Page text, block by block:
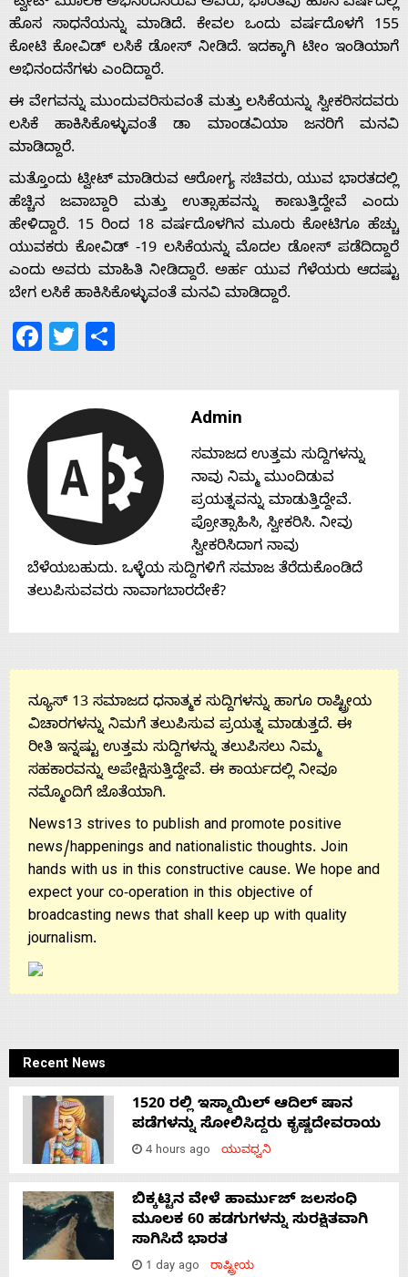
Home
About
Us
Advertise
With
Contact
Us
ಹೊಸ ಸಾಧನೆಯನ್ನು ಮಾಡಿದೆ. ಕೇವಲ ಒಂದು ವರ್ಷದೊಳಗೆ 155
ಕೋಟಿ ಕೋವಿಡ್‌ ಲಸಿಕೆ ಡೋಸ್ ನೀಡಿದೆ. ಇದಕ್ಕಾಗಿ ಟೀಂ ಇಂಡಿಯಾಗೆ
ಅಭಿನಂದನೆಗಳು ಎಂದಿದ್ದಾರೆ.
ಈ ವೇಗವನ್ನು ಮುಂದುವರಿಸುವಂತೆ ಮತ್ತು ಲಸಿಕೆಯನ್ನು ಸ್ವೀಕರಿಸದವರು
ಲಸಿಕೆ ಹಾಕಿಸಿಕೊಳ್ಳುವಂತೆ ಡಾ ಮಾಂಡವಿಯಾ ಜನರಿಗೆ ಮನವಿ
ಮಾಡಿದ್ದಾರೆ.
ಮತ್ತೊಂದು ಟ್ವೀಟ್‌ ಮಾಡಿರುವ ಆರೋಗ್ಯ ಸಚಿವರು, ಯುವ ಭಾರತದಲ್ಲಿ
ಹೆಚ್ಚಿನ ಜವಾಬ್ದಾರಿ ಮತ್ತು ಉತ್ಸಾಹವನ್ನು ಕಾಣುತ್ತಿದ್ದೇವೆ ಎಂದು
ಹೇಳಿದ್ದಾರೆ. 15 ರಿಂದ 18 ವರ್ಷದೊಳಗಿನ ಮೂರು ಕೋಟಿಗೂ ಹೆಚ್ಚು
ಯುವಕರು ಕೋವಿಡ್ -19 ಲಸಿಕೆಯನ್ನು ಮೊದಲ ಡೋಸ್ ಪಡೆದಿದ್ದಾರೆ
ಎಂದು ಅವರು ಮಾಹಿತಿ ನೀಡಿದ್ದಾರೆ. ಅರ್ಹ ಯುವ ಗೆಳೆಯರು ಆದಷ್ಟು
ಬೇಗ ಲಸಿಕೆ ಹಾಕಿಸಿಕೊಳ್ಳುವಂತೆ ಮನವಿ ಮಾಡಿದ್ದಾರೆ.
Facebook
Twitter
Admin
ಸಮಾಜದ ಉತ್ತಮ ಸುದ್ದಿಗಳನ್ನು
ನಾವು ನಿಮ್ಮ ಮುಂದಿಡುವ
ಪ್ರಯತ್ನವನ್ನು ಮಾಡುತ್ತಿದ್ದೇವೆ.
ಪ್ರೋತ್ಸಾಹಿಸಿ, ಸ್ವೀಕರಿಸಿ. ನೀವು
ಸ್ವೀಕರಿಸಿದಾಗ ನಾವು
ಬೆಳೆಯಬಹುದು. ಒಳ್ಳೆಯ ಸುದ್ದಿಗಳಿಗೆ ಸಮಾಜ ತೆರೆದುಕೊಂಡಿದೆ
ತಲುಪಿಸುವವರು ನಾವಾಗಬಾರದೇಕೆ?
ನ್ಯೂಸ್ 13 ಸಮಾಜದ ಧನಾತ್ಮಕ ಸುದ್ದಿಗಳನ್ನು ಹಾಗೂ ರಾಷ್ಟ್ರೀಯ
ವಿಚಾರಗಳನ್ನು ನಿಮಗೆ ತಲುಪಿಸುವ ಪ್ರಯತ್ನ ಮಾಡುತ್ತದೆ. ಈ
ರೀತಿ ಇನ್ನಷ್ಟು ಉತ್ತಮ ಸುದ್ದಿಗಳನ್ನು ತಲುಪಿಸಲು ನಿಮ್ಮ
ಸಹಕಾರವನ್ನು ಅಪೇಕ್ಷಿಸುತ್ತಿದ್ದೇವೆ. ಈ ಕಾರ್ಯದಲ್ಲಿ ನೀವೂ
ನಮ್ಮೊಂದಿಗೆ ಜೊತೆಯಾಗಿ.
News13 strives to publish and promote positive
news/happenings and nationalistic thoughts. Join
hands with us in this constructive cause. We hope and
expect your co-operation in this objective of
broadcasting news that shall keep up with quality
journalism.
Recent News
1520 ರಲ್ಲಿ ಇಸ್ಮಾಯಿಲ್ ಆದಿಲ್ ಷಾನ
ಪಡೆಗಳನ್ನು ಸೋಲಿಸಿದ್ದರು ಕೃಷ್ಣದೇವರಾಯ
4 hours ago ಯುವಧ್ವನಿ
ಬಿಕ್ಕಟ್ಟಿನ ವೇಳೆ ಹಾರ್ಮುಜ್ ಜಲಸಂಧಿ
ಮೂಲಕ 60 ಹಡಗುಗಳನ್ನು ಸುರಕ್ಷಿತವಾಗಿ
ಸಾಗಿಸಿದೆ ಭಾರತ
1 day ago ರಾಷ್ಟ್ರೀಯ